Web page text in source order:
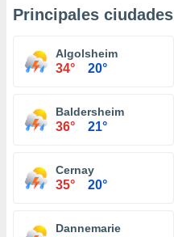
Principales ciudades
Algolsheim
34° 20°
Baldersheim
36° 21°
Cernay
35° 20°
Dannemarie